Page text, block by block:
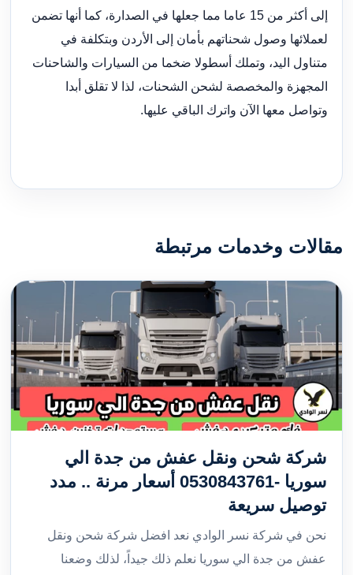
إلى أكثر من 15 عاما مما جعلها في الصدارة، كما أنها تضمن
لعملائها وصول شحناتهم بأمان إلى الأردن وبتكلفة في
متناول اليد، وتملك أسطولا ضخما من السيارات والشاحنات
المجهزة والمخصصة لشحن الشحنات، لذا لا تقلق أبدا
وتواصل معها الآن واترك الباقي عليها.
مقالات وخدمات مرتبطة
شركة شحن ونقل عفش من جدة الي
سوريا -0530843761 أسعار مرنة .. مدد
توصيل سريعة
نحن في شركة نسر الوادي نعد افضل شركة شحن ونقل
عفش من جدة الي سوريا نعلم ذلك جيداً، لذلك وضعنا